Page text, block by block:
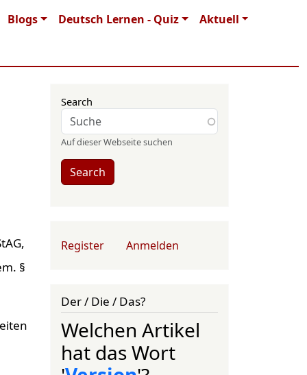
Blogs Deutsch Lernen - Quiz Aktuell
§
Search
Auf dieser Webseite suchen
Search
User account menu
Register Anmelden
Der / Die / Das?
Welchen Artikel
hat das Wort